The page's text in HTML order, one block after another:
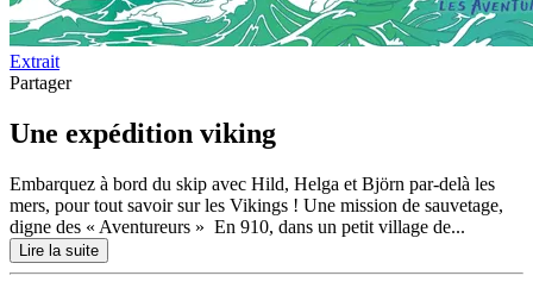
Extrait
Partager
Une expédition viking
Embarquez à bord du skip avec Hild, Helga et Björn par-delà les
mers, pour tout savoir sur les Vikings ! Une mission de sauvetage,
digne des « Aventureurs » En 910, dans un petit village de...
Lire la suite